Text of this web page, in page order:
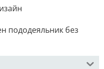
пододеяльник без